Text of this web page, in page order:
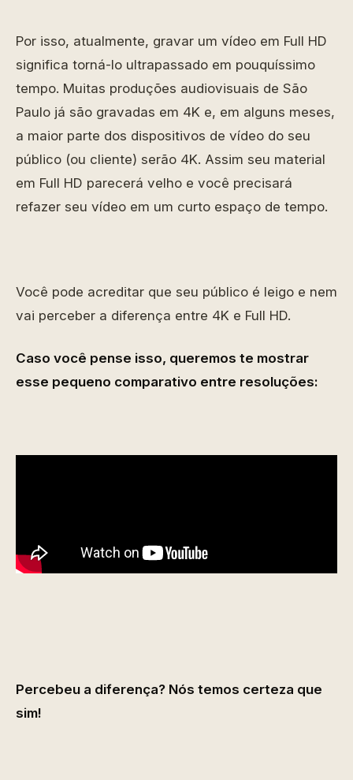
Por isso, atualmente, gravar um vídeo em Full HD
significa torná-lo ultrapassado em pouquíssimo
tempo. Muitas produções audiovisuais de São
Paulo já são gravadas em 4K e, em alguns meses,
a maior parte dos dispositivos de vídeo do seu
público (ou cliente) serão 4K. Assim seu material
em Full HD parecerá velho e você precisará
refazer seu vídeo em um curto espaço de tempo.
Você pode acreditar que seu público é leigo e nem
vai perceber a diferença entre 4K e Full HD.
Caso você pense isso, queremos te mostrar
esse pequeno comparativo entre resoluções:
Percebeu a diferença? Nós temos certeza que
sim!